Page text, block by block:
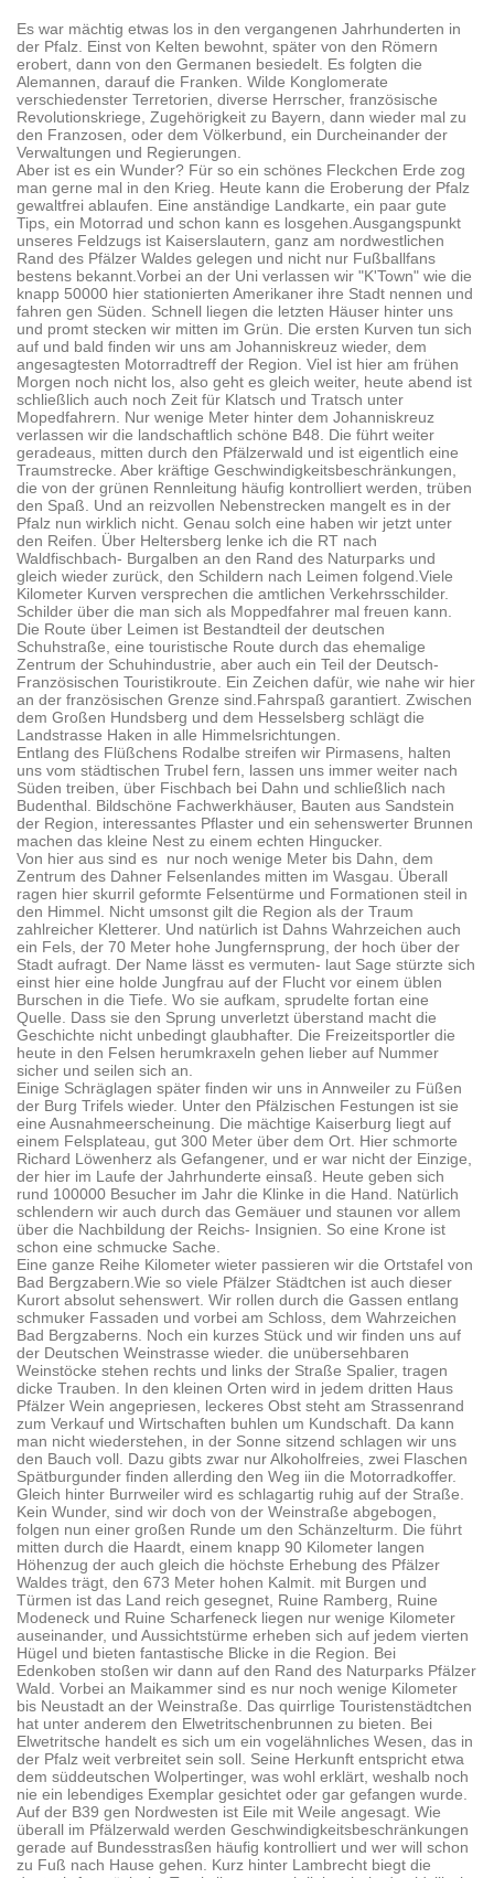
Es war mächtig etwas los in den vergangenen Jahrhunderten in
der Pfalz. Einst von Kelten bewohnt, später von den Römern
erobert, dann von den Germanen besiedelt. Es folgten die
Alemannen, darauf die Franken. Wilde Konglomerate
verschiedenster Terretorien, diverse Herrscher, französische
Revolutionskriege, Zugehörigkeit zu Bayern, dann wieder mal zu
den Franzosen, oder dem Völkerbund, ein Durcheinander der
Verwaltungen und Regierungen.
Aber ist es ein Wunder? Für so ein schönes Fleckchen Erde zog
man gerne mal in den Krieg. Heute kann die Eroberung der Pfalz
gewaltfrei ablaufen. Eine anständige Landkarte, ein paar gute
Tips, ein Motorrad und schon kann es losgehen.Ausgangspunkt
unseres Feldzugs ist Kaiserslautern, ganz am nordwestlichen
Rand des Pfälzer Waldes gelegen und nicht nur Fußballfans
bestens bekannt.Vorbei an der Uni verlassen wir "K'Town" wie die
knapp 50000 hier stationierten Amerikaner ihre Stadt nennen und
fahren gen Süden. Schnell liegen die letzten Häuser hinter uns
und promt stecken wir mitten im Grün. Die ersten Kurven tun sich
auf und bald finden wir uns am Johanniskreuz wieder, dem
angesagtesten Motorradtreff der Region. Viel ist hier am frühen
Morgen noch nicht los, also geht es gleich weiter, heute abend ist
schließlich auch noch Zeit für Klatsch und Tratsch unter
Mopedfahrern. Nur wenige Meter hinter dem Johanniskreuz
verlassen wir die landschaftlich schöne B48. Die führt weiter
geradeaus, mitten durch den Pfälzerwald und ist eigentlich eine
Traumstrecke. Aber kräftige Geschwindigkeitsbeschränkungen,
die von der grünen Rennleitung häufig kontrolliert werden, trüben
den Spaß. Und an reizvollen Nebenstrecken mangelt es in der
Pfalz nun wirklich nicht. Genau solch eine haben wir jetzt unter
den Reifen. Über Heltersberg lenke ich die RT nach
Waldfischbach- Burgalben an den Rand des Naturparks und
gleich wieder zurück, den Schildern nach Leimen folgend.Viele
Kilometer Kurven versprechen die amtlichen Verkehrsschilder.
Schilder über die man sich als Moppedfahrer mal freuen kann.
Die Route über Leimen ist Bestandteil der deutschen
Schuhstraße, eine touristische Route durch das ehemalige
Zentrum der Schuhindustrie, aber auch ein Teil der Deutsch-
Französischen Touristikroute. Ein Zeichen dafür, wie nahe wir hier
an der französischen Grenze sind.Fahrspaß garantiert. Zwischen
dem Großen Hundsberg und dem Hesselsberg schlägt die
Landstrasse Haken in alle Himmelsrichtungen.
Entlang des Flüßchens Rodalbe streifen wir Pirmasens, halten
uns vom städtischen Trubel fern, lassen uns immer weiter nach
Süden treiben, über Fischbach bei Dahn und schließlich nach
Budenthal. Bildschöne Fachwerkhäuser, Bauten aus Sandstein
der Region, interessantes Pflaster und ein sehenswerter Brunnen
machen das kleine Nest zu einem echten Hingucker.
Von hier aus sind es nur noch wenige Meter bis Dahn, dem
Zentrum des Dahner Felsenlandes mitten im Wasgau. Überall
ragen hier skurril geformte Felsentürme und Formationen steil in
den Himmel. Nicht umsonst gilt die Region als der Traum
zahlreicher Kletterer. Und natürlich ist Dahns Wahrzeichen auch
ein Fels, der 70 Meter hohe Jungfernsprung, der hoch über der
Stadt aufragt. Der Name lässt es vermuten- laut Sage stürzte sich
einst hier eine holde Jungfrau auf der Flucht vor einem üblen
Burschen in die Tiefe. Wo sie aufkam, sprudelte fortan eine
Quelle. Dass sie den Sprung unverletzt überstand macht die
Geschichte nicht unbedingt glaubhafter. Die Freizeitsportler die
heute in den Felsen herumkraxeln gehen lieber auf Nummer
sicher und seilen sich an.
Einige Schräglagen später finden wir uns in Annweiler zu Füßen
der Burg Trifels wieder. Unter den Pfälzischen Festungen ist sie
eine Ausnahmeerscheinung. Die mächtige Kaiserburg liegt auf
einem Felsplateau, gut 300 Meter über dem Ort. Hier schmorte
Richard Löwenherz als Gefangener, und er war nicht der Einzige,
der hier im Laufe der Jahrhunderte einsaß. Heute geben sich
rund 100000 Besucher im Jahr die Klinke in die Hand. Natürlich
schlendern wir auch durch das Gemäuer und staunen vor allem
über die Nachbildung der Reichs- Insignien. So eine Krone ist
schon eine schmucke Sache.
Eine ganze Reihe Kilometer wieter passieren wir die Ortstafel von
Bad Bergzabern.Wie so viele Pfälzer Städtchen ist auch dieser
Kurort absolut sehenswert. Wir rollen durch die Gassen entlang
schmuker Fassaden und vorbei am Schloss, dem Wahrzeichen
Bad Bergzaberns. Noch ein kurzes Stück und wir finden uns auf
der Deutschen Weinstrasse wieder. die unübersehbaren
Weinstöcke stehen rechts und links der Straße Spalier, tragen
dicke Trauben. In den kleinen Orten wird in jedem dritten Haus
Pfälzer Wein angepriesen, leckeres Obst steht am Strassenrand
zum Verkauf und Wirtschaften buhlen um Kundschaft. Da kann
man nicht wiederstehen, in der Sonne sitzend schlagen wir uns
den Bauch voll. Dazu gibts zwar nur Alkoholfreies, zwei Flaschen
Spätburgunder finden allerding den Weg iin die Motorradkoffer.
Gleich hinter Burrweiler wird es schlagartig ruhig auf der Straße.
Kein Wunder, sind wir doch von der Weinstraße abgebogen,
folgen nun einer großen Runde um den Schänzelturm. Die führt
mitten durch die Haardt, einem knapp 90 Kilometer langen
Höhenzug der auch gleich die höchste Erhebung des Pfälzer
Waldes trägt, den 673 Meter hohen Kalmit. mit Burgen und
Türmen ist das Land reich gesegnet, Ruine Ramberg, Ruine
Modeneck und Ruine Scharfeneck liegen nur wenige Kilometer
auseinander, und Aussichtstürme erheben sich auf jedem vierten
Hügel und bieten fantastische Blicke in die Region. Bei
Edenkoben stoßen wir dann auf den Rand des Naturparks Pfälzer
Wald. Vorbei an Maikammer sind es nur noch wenige Kilometer
bis Neustadt an der Weinstraße. Das quirrlige Touristenstädtchen
hat unter anderem den Elwetritschenbrunnen zu bieten. Bei
Elwetritsche handelt es sich um ein vogelähnliches Wesen, das in
der Pfalz weit verbreitet sein soll. Seine Herkunft entspricht etwa
dem süddeutschen Wolpertinger, was wohl erklärt, weshalb noch
nie ein lebendiges Exemplar gesichtet oder gar gefangen wurde.
Auf der B39 gen Nordwesten ist Eile mit Weile angesagt. Wie
überall im Pfälzerwald werden Geschwindigkeitsbeschränkungen
gerade auf Bundesstrasßen häufig kontrolliert und wer will schon
zu Fuß nach Hause gehen. Kurz hinter Lambrecht biegt die